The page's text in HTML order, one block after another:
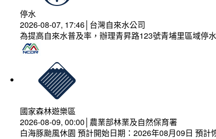
停水
2026-08-07, 17:46│台灣自來水公司
為提高自來水普及率，辦理青昇路123號青埔里區域停
國家森林遊樂區
2026-08-09, 00:00│農業部林業及自然保育署
白海豚颱風休園 預計開始日期：2026年08月09日 預計